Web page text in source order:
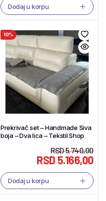
Dodaj u korpu
10%
Prekrivač set – Handmade Siva
boja – Dva lica – Tekstil Shop
RSD5.740,00
RSD5.166,00
Dodaj u korpu